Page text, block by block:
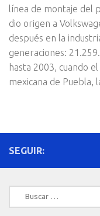
línea de montaje del
dio origen a
después en la
generaciones:
hasta 2003, cuando
mexicana de Puebla,
SEGUIR:
Buscar: